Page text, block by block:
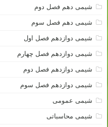
شیمی دهم فصل دوم
شیمی دهم فصل سوم
شیمی دوازدهم فصل اول
شیمی دوازدهم فصل چهارم
شیمی دوازدهم فصل دوم
شیمی دوازدهم فصل سوم
شیمی عمومی
شیمی محاسباتی